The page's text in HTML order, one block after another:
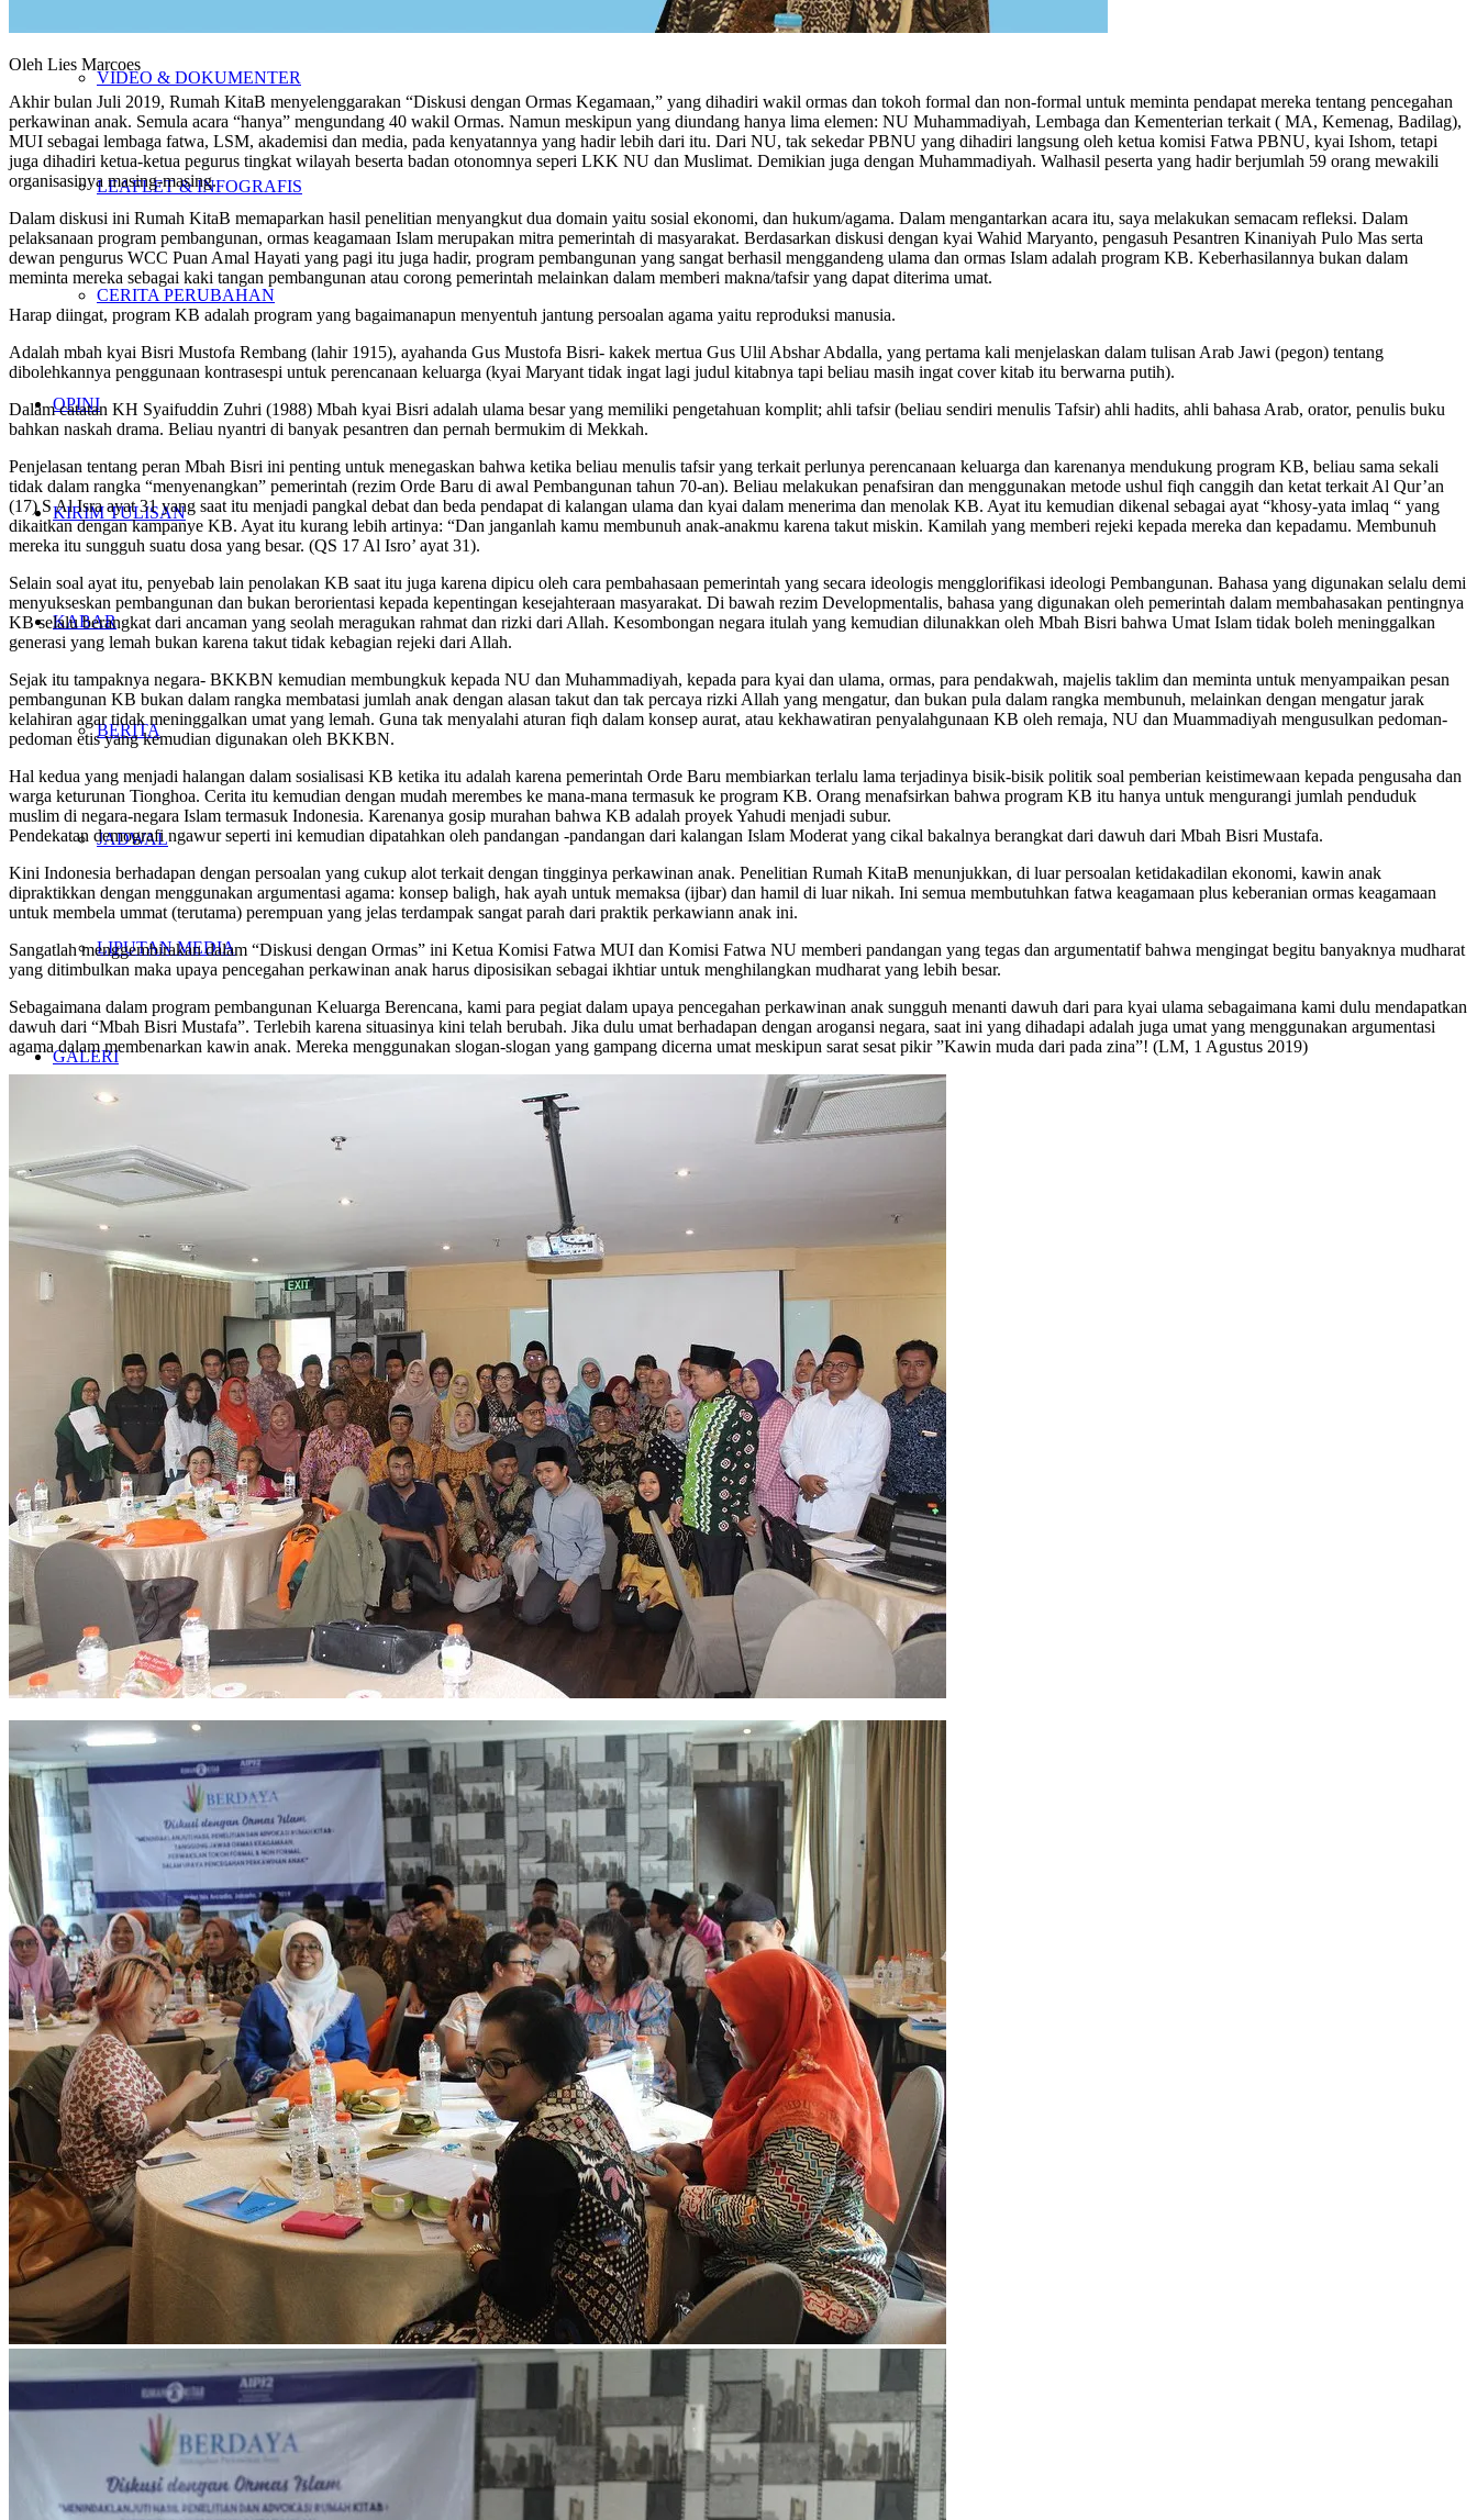
VIDEO & DOKUMENTER
LEAFLET & INFOGRAFIS
CERITA PERUBAHAN
OPINI
KIRIM TULISAN
KABAR
BERITA
JADWAL
LIPUTAN MEDIA
GALERI
KONTAK
Search
Oleh Lies Marcoes
Akhir bulan Juli 2019, Rumah KitaB menyelenggarakan “Diskusi dengan Ormas Kegamaan,” yang dihadiri wakil ormas dan tokoh formal dan non-formal untuk meminta pendapat mereka tentang pencegahan
perkawinan anak. Semula acara “hanya” mengundang 40 wakil Ormas. Namun meskipun yang diundang hanya lima elemen: NU Muhammadiyah, Lembaga dan Kementerian terkait ( MA, Kemenag, Badilag),
MUI sebagai lembaga fatwa, LSM, akademisi dan media, pada kenyatannya yang hadir lebih dari itu. Dari NU, tak sekedar PBNU yang dihadiri langsung oleh ketua komisi Fatwa PBNU, kyai Ishom, tetapi
juga dihadiri ketua-ketua pegurus tingkat wilayah beserta badan otonomnya seperi LKK NU dan Muslimat. Demikian juga dengan Muhammadiyah. Walhasil peserta yang hadir berjumlah 59 orang mewakili
organisasinya masing-masing.
Dalam diskusi ini Rumah KitaB memaparkan hasil penelitian menyangkut dua domain yaitu sosial ekonomi, dan hukum/agama. Dalam mengantarkan acara itu, saya melakukan semacam refleksi. Dalam
pelaksanaan program pembangunan, ormas keagamaan Islam merupakan mitra pemerintah di masyarakat. Berdasarkan diskusi dengan kyai Wahid Maryanto, pengasuh Pesantren Kinaniyah Pulo Mas serta
dewan pengurus WCC Puan Amal Hayati yang pagi itu juga hadir, program pembangunan yang sangat berhasil menggandeng ulama dan ormas Islam adalah program KB. Keberhasilannya bukan dalam
meminta mereka sebagai kaki tangan pembangunan atau corong pemerintah melainkan dalam memberi makna/tafsir yang dapat diterima umat.
Harap diingat, program KB adalah program yang bagaimanapun menyentuh jantung persoalan agama yaitu reproduksi manusia.
Adalah mbah kyai Bisri Mustofa Rembang (lahir 1915), ayahanda Gus Mustofa Bisri- kakek mertua Gus Ulil Abshar Abdalla, yang pertama kali menjelaskan dalam tulisan Arab Jawi (pegon) tentang
dibolehkannya penggunaan kontrasespi untuk perencanaan keluarga (kyai Maryant tidak ingat lagi judul kitabnya tapi beliau masih ingat cover kitab itu berwarna putih).
Dalam catatan KH Syaifuddin Zuhri (1988) Mbah kyai Bisri adalah ulama besar yang memiliki pengetahuan komplit; ahli tafsir (beliau sendiri menulis Tafsir) ahli hadits, ahli bahasa Arab, orator, penulis buku
bahkan naskah drama. Beliau nyantri di banyak pesantren dan pernah bermukim di Mekkah.
Penjelasan tentang peran Mbah Bisri ini penting untuk menegaskan bahwa ketika beliau menulis tafsir yang terkait perlunya perencanaan keluarga dan karenanya mendukung program KB, beliau sama sekali
tidak dalam rangka “menyenangkan” pemerintah (rezim Orde Baru di awal Pembangunan tahun 70-an). Beliau melakukan penafsiran dan menggunakan metode ushul fiqh canggih dan ketat terkait Al Qur’an
(17) S Al Isra ayat 31 yang saat itu menjadi pangkal debat dan beda pendapat di kalangan ulama dan kyai dalam menerima dan menolak KB. Ayat itu kemudian dikenal sebagai ayat “khosy-yata imlaq “ yang
dikaitkan dengan kampanye KB. Ayat itu kurang lebih artinya: “Dan janganlah kamu membunuh anak-anakmu karena takut miskin. Kamilah yang memberi rejeki kepada mereka dan kepadamu. Membunuh
mereka itu sungguh suatu dosa yang besar. (QS 17 Al Isro’ ayat 31).
Selain soal ayat itu, penyebab lain penolakan KB saat itu juga karena dipicu oleh cara pembahasaan pemerintah yang secara ideologis mengglorifikasi ideologi Pembangunan. Bahasa yang digunakan selalu demi
menyukseskan pembangunan dan bukan berorientasi kepada kepentingan kesejahteraan masyarakat. Di bawah rezim Developmentalis, bahasa yang digunakan oleh pemerintah dalam membahasakan pentingnya
KB selalu berangkat dari ancaman yang seolah meragukan rahmat dan rizki dari Allah. Kesombongan negara itulah yang kemudian dilunakkan oleh Mbah Bisri bahwa Umat Islam tidak boleh meninggalkan
generasi yang lemah bukan karena takut tidak kebagian rejeki dari Allah.
Sejak itu tampaknya negara- BKKBN kemudian membungkuk kepada NU dan Muhammadiyah, kepada para kyai dan ulama, ormas, para pendakwah, majelis taklim dan meminta untuk menyampaikan pesan
pembangunan KB bukan dalam rangka membatasi jumlah anak dengan alasan takut dan tak percaya rizki Allah yang mengatur, dan bukan pula dalam rangka membunuh, melainkan dengan mengatur jarak
kelahiran agar tidak meninggalkan umat yang lemah. Guna tak menyalahi aturan fiqh dalam konsep aurat, atau kekhawatiran penyalahgunaan KB oleh remaja, NU dan Muammadiyah mengusulkan pedoman-
pedoman etis yang kemudian digunakan oleh BKKBN.
Hal kedua yang menjadi halangan dalam sosialisasi KB ketika itu adalah karena pemerintah Orde Baru membiarkan terlalu lama terjadinya bisik-bisik politik soal pemberian keistimewaan kepada pengusaha dan
warga keturunan Tionghoa. Cerita itu kemudian dengan mudah merembes ke mana-mana termasuk ke program KB. Orang menafsirkan bahwa program KB itu hanya untuk mengurangi jumlah penduduk
muslim di negara-negara Islam termasuk Indonesia. Karenanya gosip murahan bahwa KB adalah proyek Yahudi menjadi subur.
Pendekatan demografi ngawur seperti ini kemudian dipatahkan oleh pandangan -pandangan dari kalangan Islam Moderat yang cikal bakalnya berangkat dari dawuh dari Mbah Bisri Mustafa.
Kini Indonesia berhadapan dengan persoalan yang cukup alot terkait dengan tingginya perkawinan anak. Penelitian Rumah KitaB menunjukkan, di luar persoalan ketidakadilan ekonomi, kawin anak
dipraktikkan dengan menggunakan argumentasi agama: konsep baligh, hak ayah untuk memaksa (ijbar) dan hamil di luar nikah. Ini semua membutuhkan fatwa keagamaan plus keberanian ormas keagamaan
untuk membela ummat (terutama) perempuan yang jelas terdampak sangat parah dari praktik perkawiann anak ini.
Sangatlah menggembirakan dalam “Diskusi dengan Ormas” ini Ketua Komisi Fatwa MUI dan Komisi Fatwa NU memberi pandangan yang tegas dan argumentatif bahwa mengingat begitu banyaknya mudharat
yang ditimbulkan maka upaya pencegahan perkawinan anak harus diposisikan sebagai ikhtiar untuk menghilangkan mudharat yang lebih besar.
Sebagaimana dalam program pembangunan Keluarga Berencana, kami para pegiat dalam upaya pencegahan perkawinan anak sungguh menanti dawuh dari para kyai ulama sebagaimana kami dulu mendapatkan
dawuh dari “Mbah Bisri Mustafa”. Terlebih karena situasinya kini telah berubah. Jika dulu umat berhadapan dengan arogansi negara, saat ini yang dihadapi adalah juga umat yang menggunakan argumentasi
agama dalam membenarkan kawin anak. Mereka menggunakan slogan-slogan yang gampang dicerna umat meskipun sarat sesat pikir ”Kawin muda dari pada zina”! (LM, 1 Agustus 2019)